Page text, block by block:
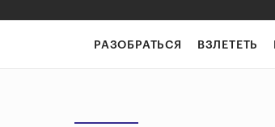
РАЗОБРАТЬСЯ ВЗЛЕТЕТЬ